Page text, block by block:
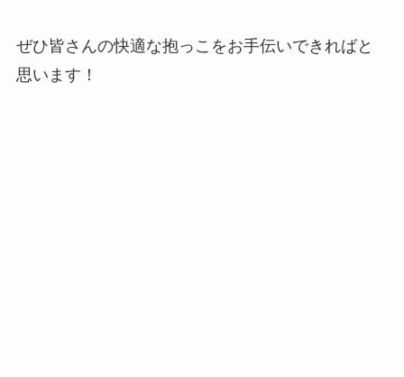
ぜひ皆さんの快適な抱っこをお手伝いできればと
思います！